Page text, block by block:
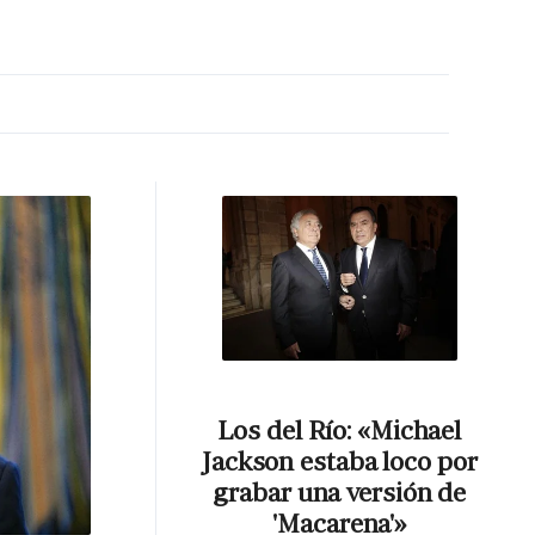
Los del Río: «Michael
Jackson estaba loco por
grabar una versión de
'Macarena'»